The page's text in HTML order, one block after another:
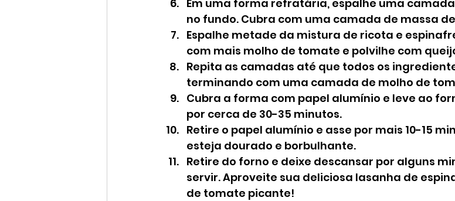
Em uma forma refratária, espalhe uma
no fundo. Cubra com uma camada de massa
Espalhe metade da mistura de ricota e
com mais molho de tomate e polvilhe com
Repita as camadas até que todos os
terminando com uma camada de molho de
Cubra a forma com papel alumínio e leve ao
por cerca de 30-35 minutos.
Retire o papel alumínio e asse por mais 10-15
esteja dourado e borbulhante.
Retire do forno e deixe descansar por alguns
servir. Aproveite sua deliciosa lasanha de
de tomate picante!